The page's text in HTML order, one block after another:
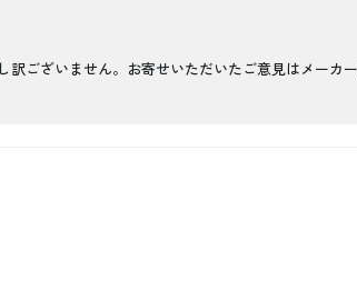
ございません。お寄せいただいたご意見はメー